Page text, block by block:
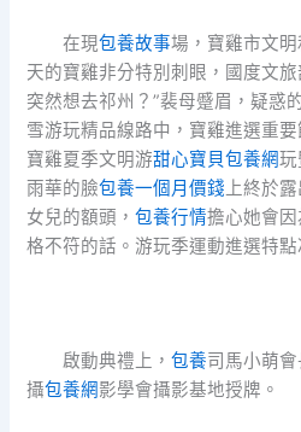
在現包養故事場，寶雞市文
天的寶雞非分特別刺眼，國度文
突然想去祁州？”裴母蹙眉，疑惑
雪游玩精品線路中，寶雞進選重
寶雞夏季文明游甜心寶貝包養網玩
雨華的臉包養一個月價錢 上終於
女兒的額頭，包養行情擔心她會
格不符的話。游玩季運動進選特
啟動典禮上， 包養司馬小萌
攝包養網影學會攝影基地授牌。